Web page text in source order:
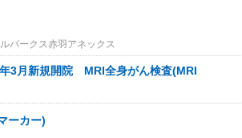
パークス赤羽アネックス
年3月新規開院 MRI全身がん検査(MRI
ーカー)